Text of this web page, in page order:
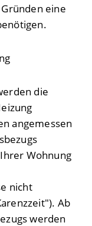
eine
die
angemessen
Wohnung
nicht
Ab
werden